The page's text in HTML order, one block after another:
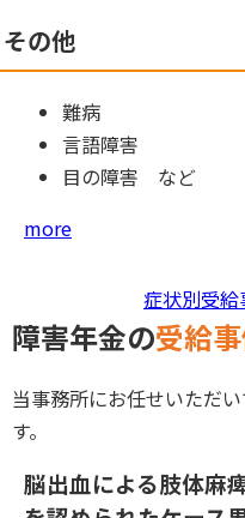
その他
難病
言語障害
目の障害 など
more
症状別受
障害年金の受給
当事務所にお任せいただ
す。
脳出血による肢体麻